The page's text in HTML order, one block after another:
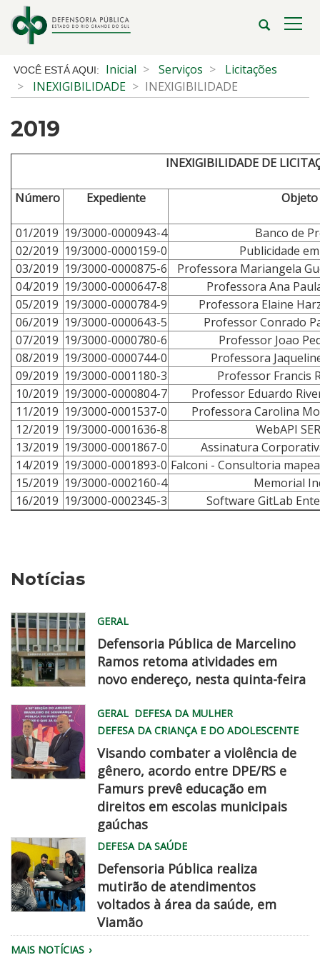
para
para
menu
busca
Abrir
Início
conteúdo
Inicial Serviços
Licitações
INEXIGIBILIDADE
INEXIGIBILIDADE
2019
INEXIGIBILIDADE DE
Número Expediente Objeto
01/2019 19/3000-0000943-4
Banco de
02/2019 19/3000-0000159-0
Publicidade
03/2019 19/3000-0000875-6
Professora Mariangela
04/2019 19/3000-0000647-8
Professora Ana
05/2019 19/3000-0000784-9
Professora Elaine
06/2019 19/3000-0000643-5
Professor Conrado
07/2019 19/3000-0000780-6
Professor Joao
08/2019 19/3000-0000744-0
Professora
09/2019 19/3000-0001180-3
Professor Francis
10/2019 19/3000-0000804-7
Professor Eduardo
11/2019 19/3000-0001537-0
Professora Carolina
12/2019 19/3000-0001636-8
WebAPI
13/2019 19/3000-0001867-0
Assinatura
14/2019 19/3000-0001893-0 Falconi - Consultoria
15/2019 19/3000-0002160-4
Memorial
16/2019 19/3000-0002345-3 Software GitLab
Notícias
WhatsApp
Image
2026
08
06
22
PM
GERAL
Defensoria Pública de Marcelino
Ramos retoma atividades em
novo endereço, nesta quinta-feira
chegadisso
GERAL DEFESA DA MULHER
DEFESA DA CRIANÇA E DO ADOLESCENTE
Visando combater a violência de
gênero, acordo entre DPE/RS e
Famurs prevê educação em
direitos em escolas municipais
gaúchas
Equipe
da
DEFESA DA SAÚDE
Defensoria Pública realiza
mutirão de atendimentos
voltados à área da saúde, em
Viamão
MAIS NOTÍCIAS